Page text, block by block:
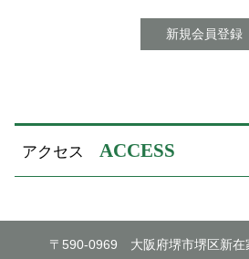
新規会員登録
アクセス ACCESS
〒590-0969 大阪府堺市堺区新在